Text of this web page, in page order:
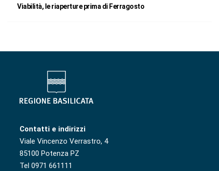
Viabilità, le riaperture prima di Ferragosto
Contatti e indirizzi
Viale Vincenzo Verrastro, 4
85100 Potenza PZ
Tel 0971 661111